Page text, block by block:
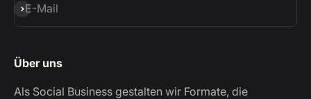
E-Mail
Abonnieren
Über uns
Als Social Business gestalten wir Formate, die